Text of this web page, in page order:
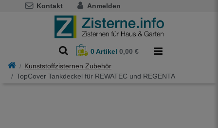
Kontakt Anmelden
0Artikel 0,00 €
Kunststoffzisternen Zubehör
TopCover Tankdeckel für REWATEC und REGENTA